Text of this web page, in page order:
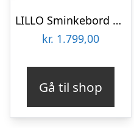
LILLO Sminkebord med spejl 105x35cm Gentle Blue
kr. 1.799,00
Gå til shop